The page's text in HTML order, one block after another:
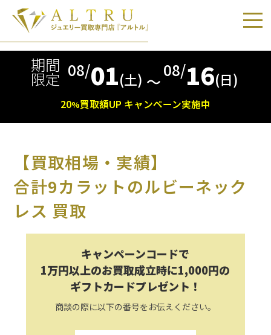
期間
限定 08/01(土) 〜
08/16(日)
20%買取額UP キャンペーン実施中
【買取相場・実績】
合計9カラットのルビーネック
レス 買取
キャンペーンコードで
1万円以上のお買取成立時に1,000円の
ギフトカードプレゼント！
商談の際に以下の番号をお伝えください。